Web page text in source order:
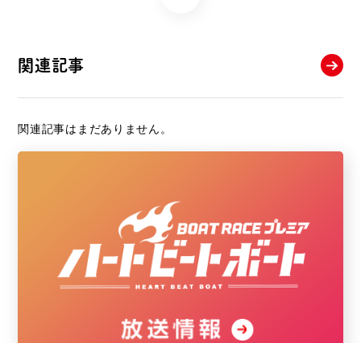
関連記事
関連記事はまだありません。